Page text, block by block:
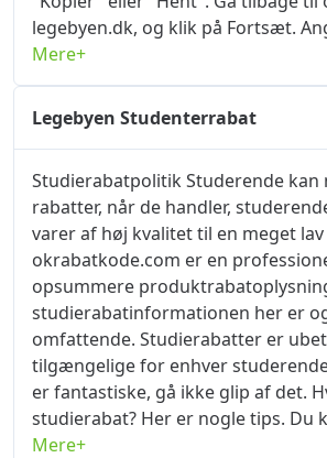
legebyen.dk, og klik på Fortsæt.
oplysninger, leveringsadresse og
levering, og angiv derefter
for at afgive ordren. Kassesider har
"kuponkode" felt ud for prisen.
samme billigere.
komplette kuponplatform,
Legebyen rabatkode, kupon af alle
Der er utallige brugere, der har
handle på okrabatkode.com, klik på
kode" og tilmeld dig nu.
Mere+
Legebyen Studenterrabat
Studierabatpolitik Studerende kan
rabatter, når de handler,
varer af høj kvalitet til en meget
okrabatkode.com er en
opsummere
studierabatinformationen her er
omfattende. Studierabatter er ubetinget
tilgængelige for enhver
er fantastiske, gå ikke glip af det.
studierabat? Her er nogle tips. Du
studerendes identitet direkte på
Mere+